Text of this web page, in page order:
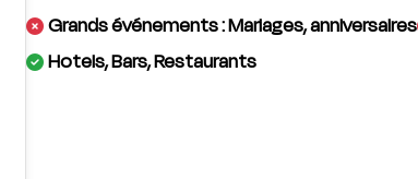
Grands événements : Mariages, anniversaires
Hotels, Bars, Restaurants